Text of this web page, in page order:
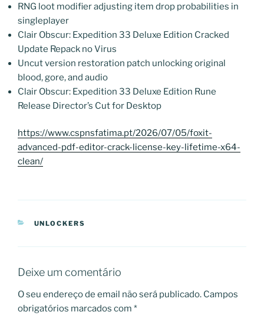
RNG loot modifier adjusting item drop probabilities in
singleplayer
Clair Obscur: Expedition 33 Deluxe Edition Cracked
Update Repack no Virus
Uncut version restoration patch unlocking original
blood, gore, and audio
Clair Obscur: Expedition 33 Deluxe Edition Rune
Release Director’s Cut for Desktop
https://www.cspnsfatima.pt/2026/07/05/foxit-
advanced-pdf-editor-crack-license-key-lifetime-x64-
clean/
CATEGORIAS
UNLOCKERS
Deixe um comentário
O seu endereço de email não será publicado. Campos
obrigatórios marcados com *